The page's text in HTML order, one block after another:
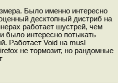
Было именно интересно
десктопный дистриб на
работает шустрей, чем
было интересно потыкать
Работает Void на musl
не тормозит, но рандомные